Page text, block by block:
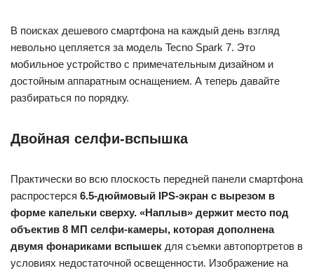
В поисках дешевого смартфона на каждый день взгляд
невольно цепляется за модель Tecno Spark 7. Это
мобильное устройство с примечательным дизайном и
достойным аппаратным оснащением. А теперь давайте
разбираться по порядку.
Двойная селфи-вспышка
Практически во всю плоскость передней панели смартфона
распростерся 6.5-дюймовый IPS-экран с вырезом в
форме капельки сверху. «Наплыв» держит место под
объектив 8 МП селфи-камеры, которая дополнена
двумя фонариками вспышек для съемки автопортретов в
условиях недостаточной освещенности. Изображение на